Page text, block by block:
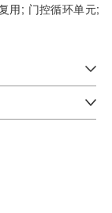
用; 门控循环单元;